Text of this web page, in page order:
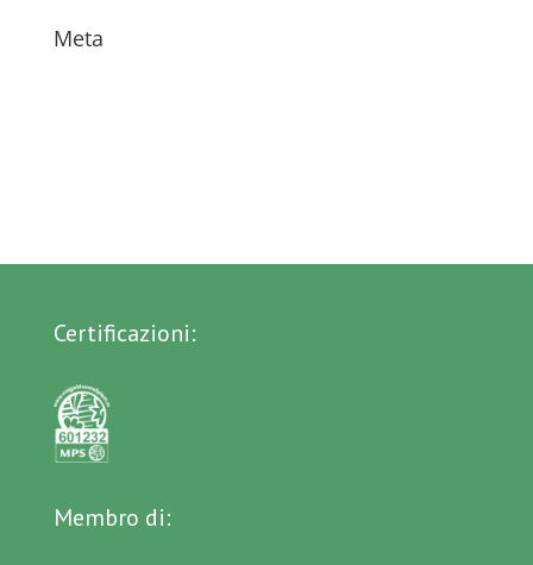
Meta
Certificazioni:
Membro di: